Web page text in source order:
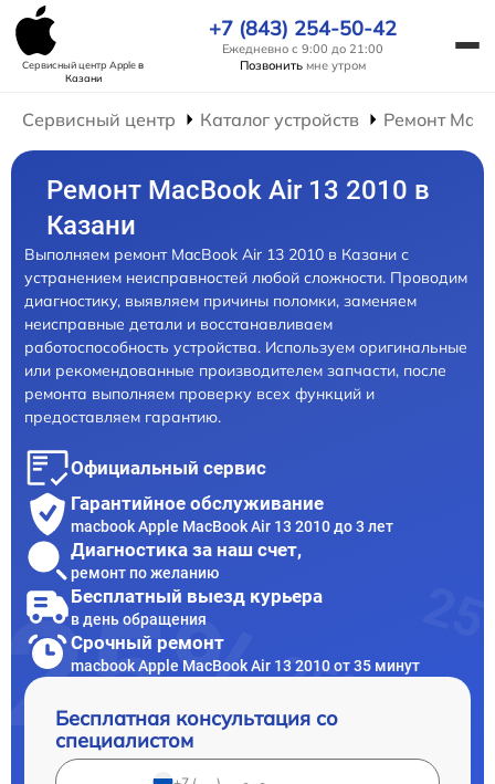
Сервисный центр Appleв
Казани
+7 (843) 254-50-42
Ежедневно с 9:00 до 21:00
Позвонить мне утром
Сервисный центр Каталог устройств Ремонт
Ремонт MacBook Air 13 2010 в
Казани
Выполняем ремонт MacBook Air 13 2010 в Казани с
устранением неисправностей любой сложности. Проводим
диагностику, выявляем причины поломки, заменяем
неисправные детали и восстанавливаем
работоспособность устройства. Используем оригинальные
или рекомендованные производителем запчасти, после
ремонта выполняем проверку всех функций и
предоставляем гарантию.
Официальный сервис
Гарантийное обслуживание
macbook Apple MacBook Air 13 2010 до 3 лет
Диагностика за наш счет,
ремонт по желанию
Бесплатный выезд курьера
в день обращения
Срочный ремонт
macbook Apple MacBook Air 13 2010 от 35 минут
Бесплатная консультация со
специалистом